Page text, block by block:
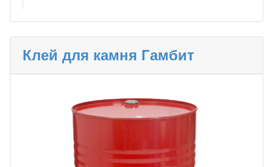
Клей для камня Гамбит